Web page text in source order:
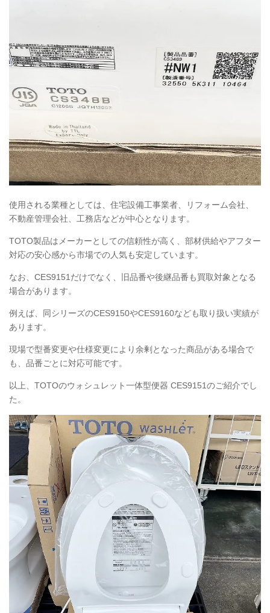
使用される業種としては、住宅設備工事業者、リフォーム会社、
不動産管理会社、工務店などが中心となります。
TOTO製品はメーカーとしての信頼性が高く、部材供給やアフター
対応の安心感から市場での人気も安定しています。
なお、CES9151だけでなく、旧品番や後継品番も買取対象となる
場合があります。
例えば、同シリーズのCES9150やCES9160なども取り扱い実績が
あります。
現場で型番変更や仕様変更により余剰となった商品がある場合で
も、品番ごとに対応可能です。
以上、TOTOのウォシュレット一体型便器 CES9151のご紹介でし
た。